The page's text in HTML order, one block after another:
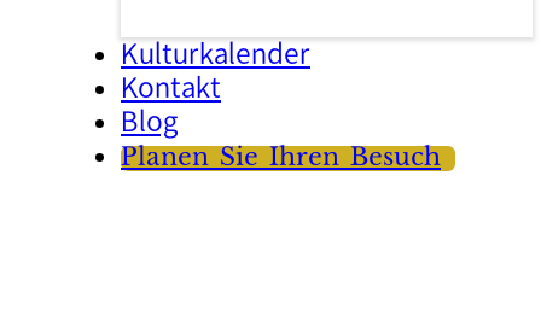
Kulturkalender
Kontakt
Blog
Planen Sie Ihren Besuch